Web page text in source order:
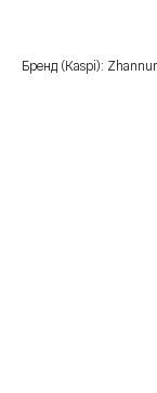
Бренд (Kaspi):